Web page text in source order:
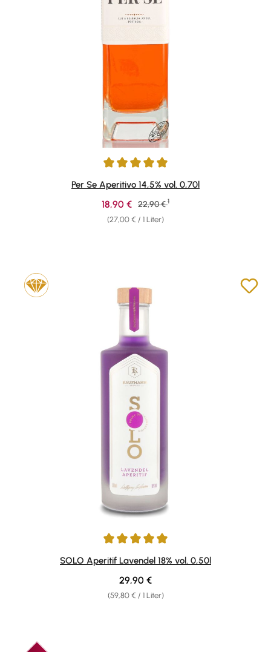
Durchschnittliche Bewertung von 5 von 5 Sternen
Per Se Aperitivo 14,5% vol. 0,70l
(27,00 € / 1 Liter)
Verkaufspreis:
18,90 € Regulärer Preis:
22,90 € 1
Durchschnittliche Bewertung von 5 von 5 Sternen
SOLO Aperitif Lavendel 18% vol. 0,50l
(59,80 € / 1 Liter)
Regulärer Preis:
29,90 €